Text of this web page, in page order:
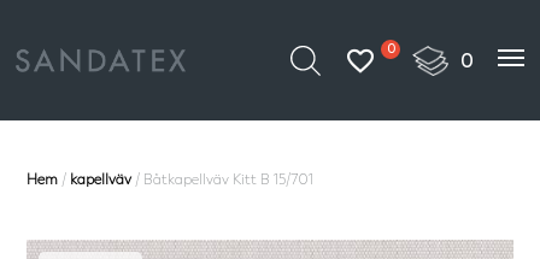
0
Hem / kapellväv/ Båtkapellväv Kitt B 15/701